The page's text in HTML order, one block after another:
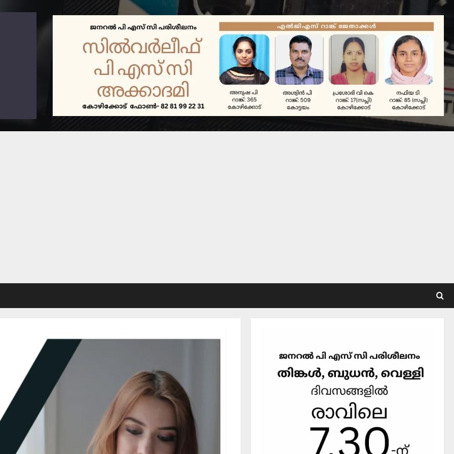
Editors' Picks
വോട്ട് ചെയ്യാന്‍ 13